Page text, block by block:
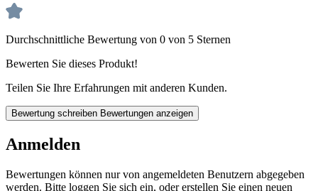
Durchschnittliche Bewertung von 0 von 5 Sternen
Bewerten Sie dieses Produkt!
Teilen Sie Ihre Erfahrungen mit anderen Kunden.
Bewertung schreiben Bewertungen anzeigen
Anmelden
Bewertungen können nur von angemeldeten Benutzern abgegeben
werden. Bitte loggen Sie sich ein, oder erstellen Sie einen neuen